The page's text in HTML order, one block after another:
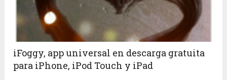
iFoggy, app universal en descarga gratuita
para iPhone, iPod Touch y iPad